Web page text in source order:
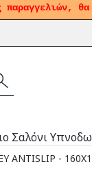
παραγγελιών,
Σαλόνι
ANTISLIP -